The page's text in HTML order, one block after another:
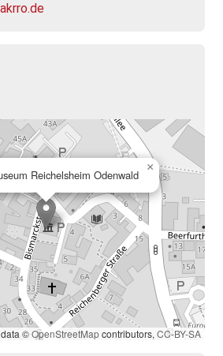
Reichelsheim Odenwald
×
data ©OpenStreetMapcontributors,CC-BY-SA